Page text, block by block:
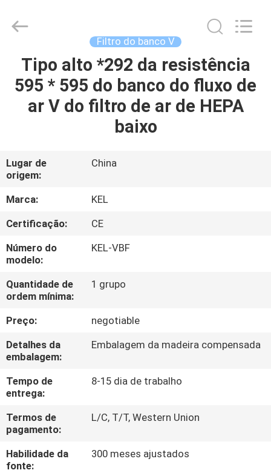
PARA
CASA
SOBRE
NÓS
VISITA
À
FÁBRICA
CONTROLE
DE
QUALIDADE
CONTACTE-
NOS
NOTÍCIAS
Purification
Technology
Reserved.
Filtro do banco V
Tipo alto *292 da resistência
595 * 595 do banco do fluxo de
ar V do filtro de ar de HEPA
baixo
Lugar de
origem:
China
Marca:
KEL
Certificação:
CE
Número do
modelo:
KEL-VBF
Quantidade de
ordem mínima:
1 grupo
Preço:
negotiable
Detalhes da
embalagem:
Embalagem da madeira compensada
Tempo de
entrega:
8-15 dia de trabalho
Termos de
pagamento:
L/C, T/T, Western Union
Habilidade da
fonte:
300 meses ajustados